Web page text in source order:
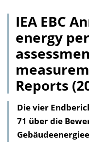
IEA EBC
energy
Reports
Die vier
71 über die